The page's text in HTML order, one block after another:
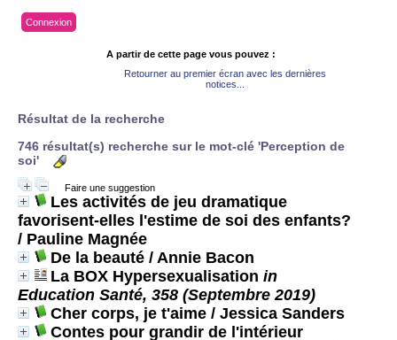
Connexion
A partir de cette page vous pouvez :
Retourner au premier écran avec les dernières
notices...
Résultat de la recherche
746 résultat(s) recherche sur le mot-clé 'Perception de
soi'
Faire une suggestion
Les activités de jeu dramatique
favorisent-elles l'estime de soi des enfants?
/ Pauline Magnée
De la beauté / Annie Bacon
La BOX Hypersexualisation in
Education Santé, 358 (Septembre 2019)
Cher corps, je t'aime / Jessica Sanders
Contes pour grandir de l'intérieur